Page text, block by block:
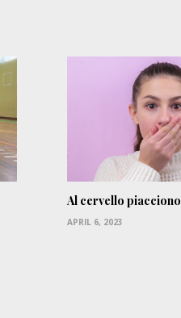
Al cervello
APRIL 6, 2023